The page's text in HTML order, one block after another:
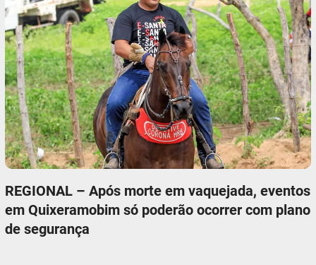
REGIONAL – Após morte em vaquejada, eventos
em Quixeramobim só poderão ocorrer com plano
de segurança